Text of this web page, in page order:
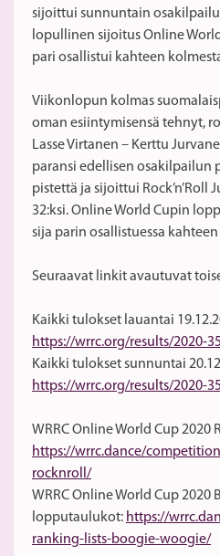
sijoittui sunnuntain
lopullinen sijoitus Online
pari osallistui kahteen
Viikonlopun kolmas
oman esiintymisensä tehnyt,
Lasse Virtanen – Kerttu
paransi edellisen osakilpailun
pistettä ja sijoittui Rock’n’Roll
32:ksi. Online World Cupin
sija parin osallistuessa
Seuraavat linkit avautuvat
Kaikki tulokset lauantai
https://wrrc.org/results/2020-
Kaikki tulokset sunnuntai
https://wrrc.org/results/2020-
WRRC Online World Cup 2020
https://wrrc.dance/
rocknroll/
WRRC Online World Cup 2020
lopputaulukot: https://
ranking-lists-boogie-woogie/